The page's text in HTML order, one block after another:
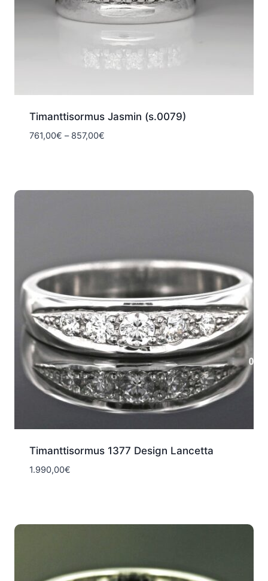
Timanttisormus Jasmin (s.0079)
761,00€ – 857,00€Hintaluokka:
Timanttisormus 1377 Design Lancetta
1.990,00€